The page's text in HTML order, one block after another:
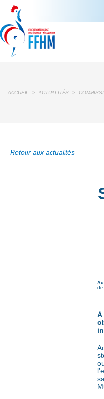
ACCUEIL > ACTUALITÉS >
Retour aux actualités
de
À